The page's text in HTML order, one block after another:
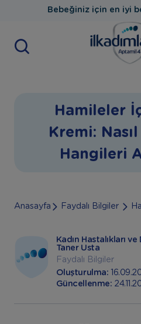
Bebeğiniz için en iyi
Hamileler
Kremi:
Hangileri
Anasayfa Faydalı Bilgiler
Kadın Hastalıkları
Taner Usta
Faydalı Bilgiler
Oluşturulma:
Güncellenme: